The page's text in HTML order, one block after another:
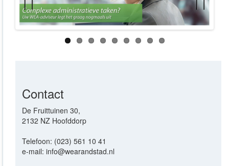
Previous Next
Contact
De Fruittuinen 30,
2132 NZ Hoofddorp
Telefoon: (023) 561 10 41
e-mail: info@wearandstad.nl